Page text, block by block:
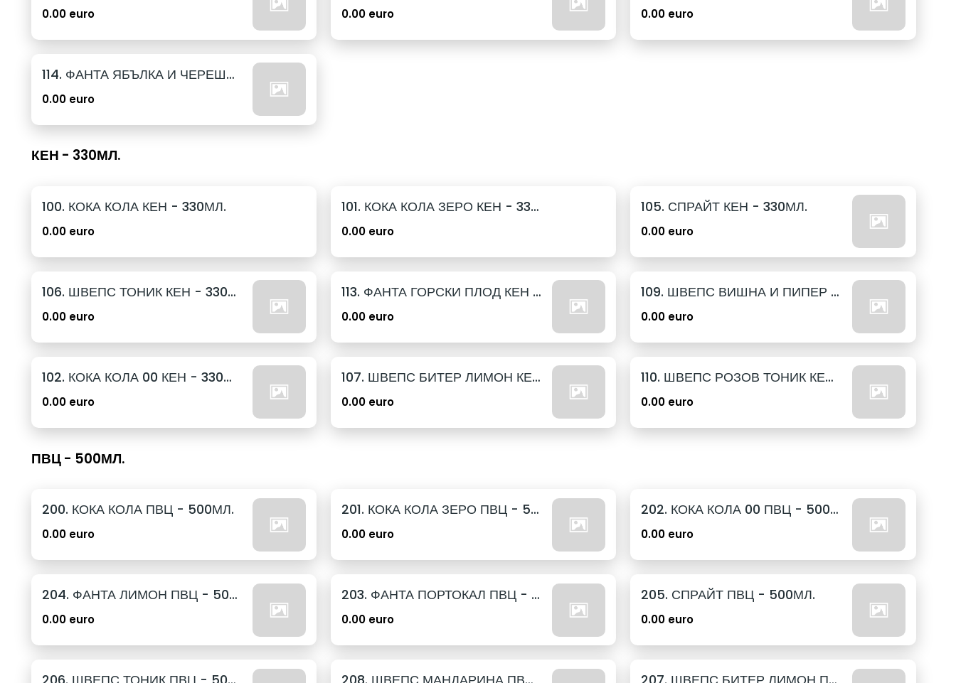
0.00 euro 0.00 euro 0.00 euro
114. ФАНТА ЯБЪЛКА И ЧЕРЕША КЕН - 250МЛ.
0.00 euro
КЕН - 330МЛ.
100. КОКА КОЛА КЕН - 330МЛ.
0.00 euro
101. КОКА КОЛА ЗЕРО КЕН - 330МЛ.
0.00 euro
105. СПРАЙТ КЕН - 330МЛ.
0.00 euro
106. ШВЕПС ТОНИК КЕН - 330МЛ.
0.00 euro
113. ФАНТА ГОРСКИ ПЛОД КЕН - 330МЛ.
0.00 euro
109. ШВЕПС ВИШНА И ПИПЕР КЕН - 330МЛ.
0.00 euro
102. КОКА КОЛА 00 КЕН - 330МЛ.
0.00 euro
107. ШВЕПС БИТЕР ЛИМОН КЕН - 330МЛ.
0.00 euro
110. ШВЕПС РОЗОВ ТОНИК КЕН - 330МЛ.
0.00 euro
ПВЦ - 500МЛ.
200. КОКА КОЛА ПВЦ - 500МЛ.
0.00 euro
201. КОКА КОЛА ЗЕРО ПВЦ - 500МЛ.
0.00 euro
202. КОКА КОЛА 00 ПВЦ - 500МЛ.
0.00 euro
204. ФАНТА ЛИМОН ПВЦ - 500МЛ.
0.00 euro
203. ФАНТА ПОРТОКАЛ ПВЦ - 500МЛ.
0.00 euro
205. СПРАЙТ ПВЦ - 500МЛ.
0.00 euro